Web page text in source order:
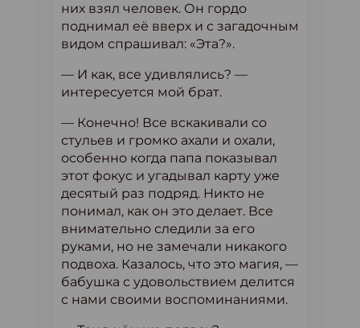
них взял человек. Он гордо
поднимал её вверх и с загадочным
видом спрашивал: «Эта?».
— И как, все удивлялись? —
интересуется мой брат.
— Конечно! Все вскакивали со
стульев и громко ахали и охали,
особенно когда папа показывал
этот фокус и угадывал карту уже
десятый раз подряд. Никто не
понимал, как он это делает. Все
внимательно следили за его
руками, но не замечали никакого
подвоха. Казалось, что это магия, —
бабушка с удовольствием делится
с нами своими воспоминаниями.